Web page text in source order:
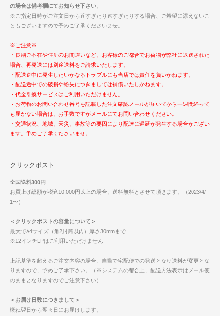
の場合は備考欄にてお知らせ下さい。
※ご指定日時がご注文日から近すぎたり遠すぎたりする場合、ご希望に添えないこ
ともございますので予めご了承くださいませ。
※ご注意※
・長期ご不在や住所のお間違いなど、お客様のご都合でお荷物が弊社に返送された
場合、再発送には別途送料をご請求いたします。
・配送途中に発生したいかなるトラブルにも当店では責任を負いかねます。
・配送途中での破損や紛失につきましては補償いたしかねます。
・代金引換サービスはご利用いただけません。
・お荷物のお問い合わせ番号を記載した注文確認メールが届いてから一週間経って
も届かない場合は、お手数ですがメールにてお問い合わせください。
・交通状況、地域、天災、事故等の要因により配達に遅延が発生する場合がござい
ます。予めご了承くださいませ。
クリックポスト
全国送料300円
お買上げ総額が税込10,000円以上の場合、送料無料とさせて頂きます。（2023/4/
1〜）
＜クリックポストの容量について＞
最大でA4サイズ（角2封筒以内）厚さ30mmまで
※12インチLPはご利用いただけません
上記基準を超えるご注文内容の場合、自動で宅配便での発送となり送料が変更とな
りますので、予めご了承下さい。（※システムの都合上、配送方法表示はメール便
のままとなりますのでご注意下さい）
＜お届け日数につきまして＞
概ね翌日から翌々日にお届けします。